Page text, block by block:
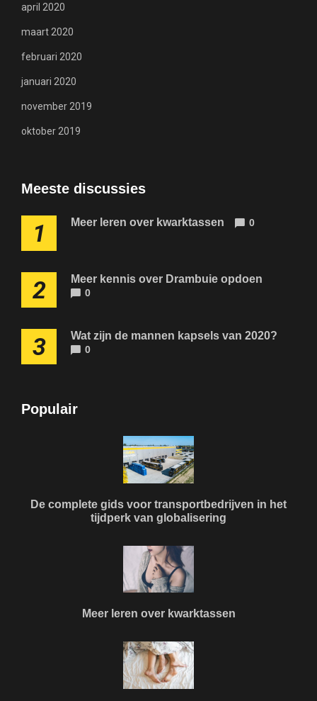
april 2020
maart 2020
februari 2020
januari 2020
november 2019
oktober 2019
Meeste discussies
1 Meer leren over kwarktassen 0
2 Meer kennis over Drambuie opdoen
0
3 Wat zijn de mannen kapsels van 2020?
0
Populair
De complete gids voor transportbedrijven in het
tijdperk van globalisering
Meer leren over kwarktassen